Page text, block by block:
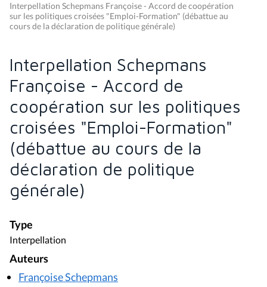
Interpellation Schepmans Françoise - Accord de coopération
sur les politiques croisées "Emploi-Formation" (débattue au
cours de la déclaration de politique générale)
Interpellation Schepmans
Françoise - Accord de
coopération sur les politiques
croisées "Emploi-Formation"
(débattue au cours de la
déclaration de politique
générale)
Type
Interpellation
Auteurs
Françoise Schepmans